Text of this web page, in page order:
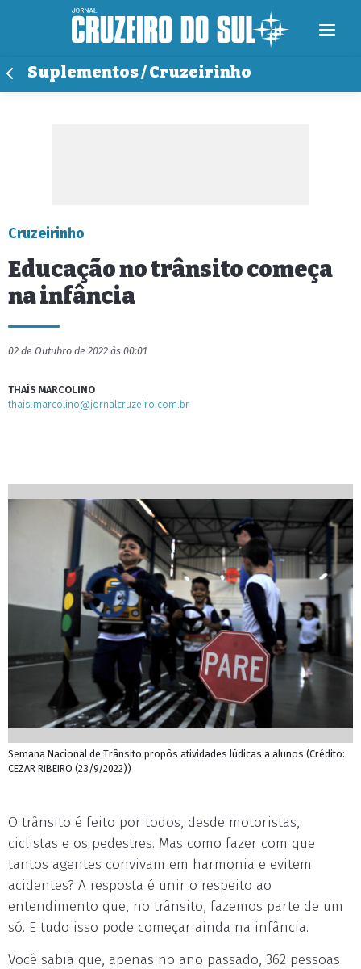
Suplementos / Cruzeirinho
Cruzeirinho
Educação no trânsito começa
na infância
02 de Outubro de 2022 às 00:01
THAÍS MARCOLINO
thais.marcolino@jornalcruzeiro.com.br
Semana Nacional de Trânsito propôs atividades lúdicas a alunos (Crédito:
CEZAR RIBEIRO (23/9/2022))
O trânsito é feito por todos, desde motoristas,
ciclistas e os pedestres. Mas como fazer com que
tantos agentes convivam em harmonia e evitem
acidentes? A resposta é unir o respeito ao
entendimento que, no trânsito, fazemos parte de um
só. E tudo isso pode começar ainda na infância.
Você sabia que, apenas no ano passado, 362 pessoas